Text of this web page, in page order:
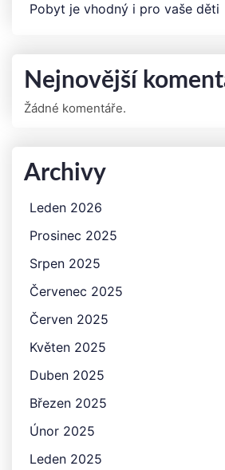
Pobyt je vhodný i pro vaše děti
Nejnovější
Žádné komentáře.
Archivy
Leden 2026
Prosinec 2025
Srpen 2025
Červenec 2025
Červen 2025
Květen 2025
Duben 2025
Březen 2025
Únor 2025
Leden 2025